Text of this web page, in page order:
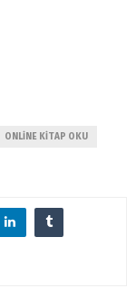
ONLINE KITAP OKU